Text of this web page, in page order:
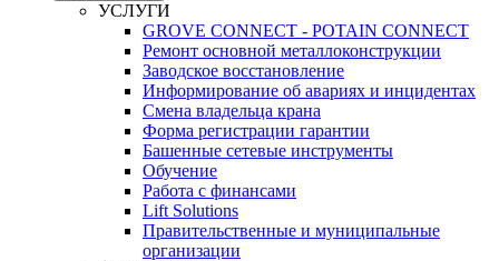
УСЛУГИ
GROVE CONNECT - POTAIN CONNECT
Ремонт основной металлоконструкции
Заводское восстановление
Информирование об авариях и инцидентах
Смена владельца крана
Форма регистрации гарантии
Башенные сетевые инструменты
Обучение
Работа с финансами
Lift Solutions
Правительственные и муниципальные
организации